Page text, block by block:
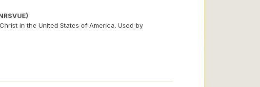
in the United States of America. Used by